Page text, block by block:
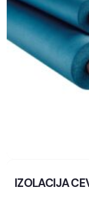
IZOLACIJA